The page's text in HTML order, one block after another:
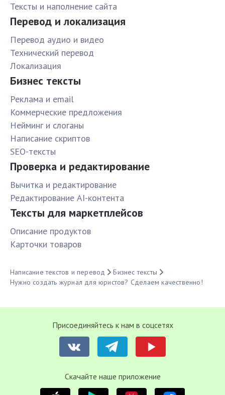
Тексты и наполнение сайта
Перевод и локализация
Перевод аудио и видео
Технический перевод
Локализация
Бизнес тексты
Реклама и email
Коммерческие предложения
Нейминг и слоганы
Написание скриптов
SEO-тексты
Проверка и редактирование
Вычитка и редактирование
Редактирование AI-контента
Тексты для маркетплейсов
Описание продуктов
Карточки товаров
Написание текстов и перевод
Бизнес тексты
Нужно создать журнал для юристов? Сделаем качественно!
Присоединяйтесь к нам в соцсетях
Cкачайте наше приложение